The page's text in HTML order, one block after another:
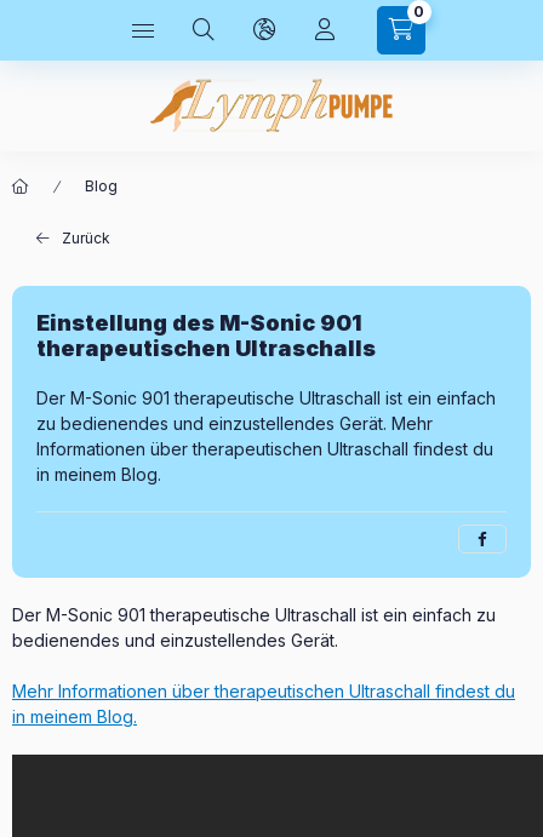
0
Blog
Zurück
Einstellung des M-Sonic 901
therapeutischen Ultraschalls
Der M-Sonic 901 therapeutische Ultraschall ist ein einfach
zu bedienendes und einzustellendes Gerät. Mehr
Informationen über therapeutischen Ultraschall findest du
in meinem Blog.
Der M-Sonic 901 therapeutische Ultraschall ist ein einfach zu
bedienendes und einzustellendes Gerät.
Mehr Informationen über therapeutischen Ultraschall findest du
in meinem Blog.